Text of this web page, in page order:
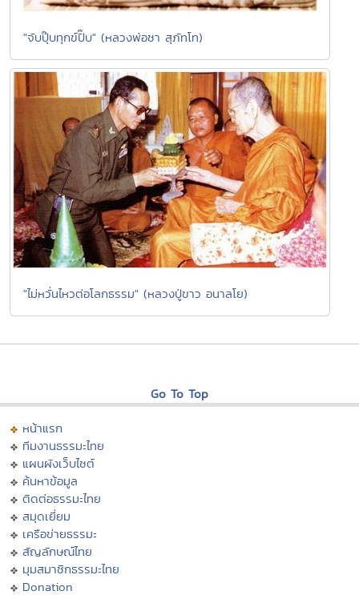
"จับปุ๊บทุกข์ปั๊บ" (หลวงพ่อชา สุภัทโท)
"ไม่หวั่นไหวต่อโลกธรรม" (หลวงปู่ขาว อนาลโย)
Go To Top
หน้าแรก
ทีมงานธรรมะไทย
แผนผังเว็บไซต์
ค้นหาข้อมูล
ติดต่อธรรมะไทย
สมุดเยี่ยม
เครือข่ายธรรมะ
สัญลักษณ์ไทย
มุมสมาชิกธรรมะไทย
Donation